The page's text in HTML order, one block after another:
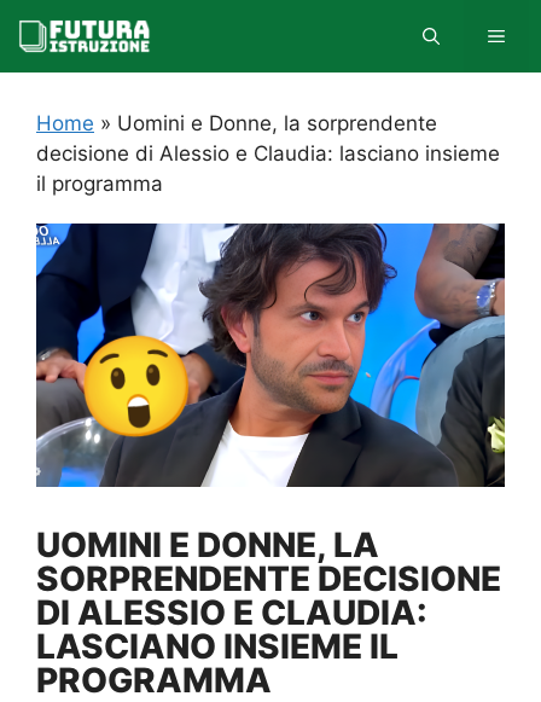
contenuto
Home » Uomini e Donne, la sorprendente
decisione di Alessio e Claudia: lasciano insieme
il programma
UOMINI E DONNE, LA
SORPRENDENTE DECISIONE
DI ALESSIO E CLAUDIA:
LASCIANO INSIEME IL
PROGRAMMA